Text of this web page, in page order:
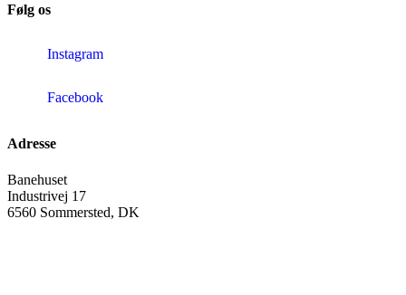
Følg os
Instagram
Facebook
Adresse
Banehuset
Industrivej 17
6560 Sommersted, DK